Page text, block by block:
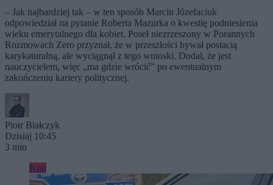
– Jak najbardziej tak – w ten sposób Marcin Józefaciuk
odpowiedział na pytanie Roberta Mazurka o kwestię podniesienia
wieku emerytalnego dla kobiet. Poseł niezrzeszony w Porannych
Rozmowach Zero przyznał, że w przeszłości bywał postacią
karykaturalną, ale wyciągnął z tego wnioski. Dodał, że jest
nauczycielem, więc „ma gdzie wrócić” po ewentualnym
zakończeniu kariery politycznej.
Piotr Białczyk
Dzisiaj 10:45
3 min
Kraj